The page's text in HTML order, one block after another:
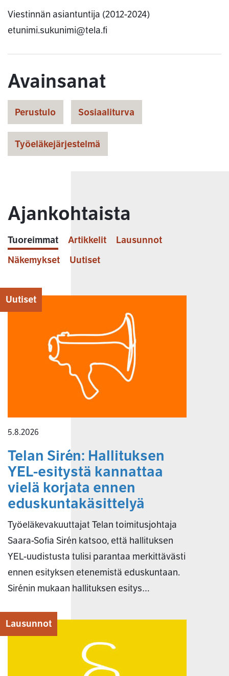
Viestinnän asiantuntija (2012-2024)
etunimi.sukunimi@tela.fi
Avainsanat
Perustulo Sosiaaliturva
Työeläkejärjestelmä
Ajankohtaista
Tuoreimmat Artikkelit
Lausunnot
Näkemykset
Uutiset
Uutiset
5.8.2026
Telan Sirén: Hallituksen
YEL-esitystä kannattaa
vielä korjata ennen
eduskuntakäsittelyä
Työeläkevakuuttajat Telan toimitusjohtaja
Saara-Sofia Sirén katsoo, että hallituksen
YEL-uudistusta tulisi parantaa merkittävästi
ennen esityksen etenemistä eduskuntaan.
Sirénin mukaan hallituksen esitys…
Lausunnot